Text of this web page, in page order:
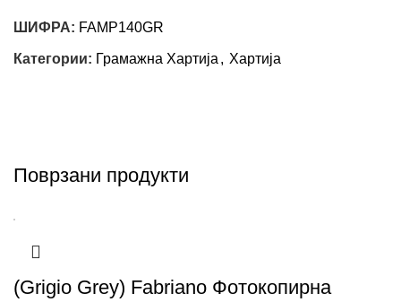
ШИФРА: FAMP140GR
Категории: Грамажна Хартија , Хартија
Поврзани продукти
(Grigio Grey) Fabriano Фотокопирна